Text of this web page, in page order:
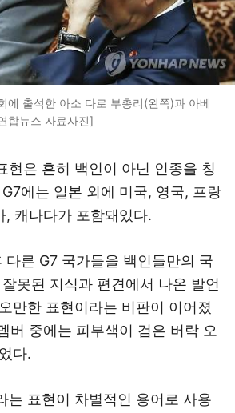
에 출석한 아소 다로 부총리(왼쪽)과 아베
합뉴스 자료사진]
현은 흔히 백인이 아닌 인종을 칭
에는 일본 외에 미국, 영국, 프랑
, 캐나다가 포함돼있다.
다른 G7 국가들을 백인들만의 국
못된 지식과 편견에서 나온 발언
만한 표현이라는 비판이 이어졌
버 중에는 피부색이 검은 버락 오
다.
는 표현이 차별적인 용어로 사용